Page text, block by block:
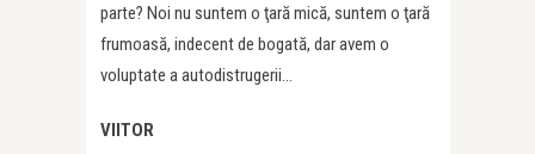
parte? Noi nu suntem o ţară mică, suntem o ţară
frumoasă, indecent de bogată, dar avem o
voluptate a autodistrugerii…
VIITOR